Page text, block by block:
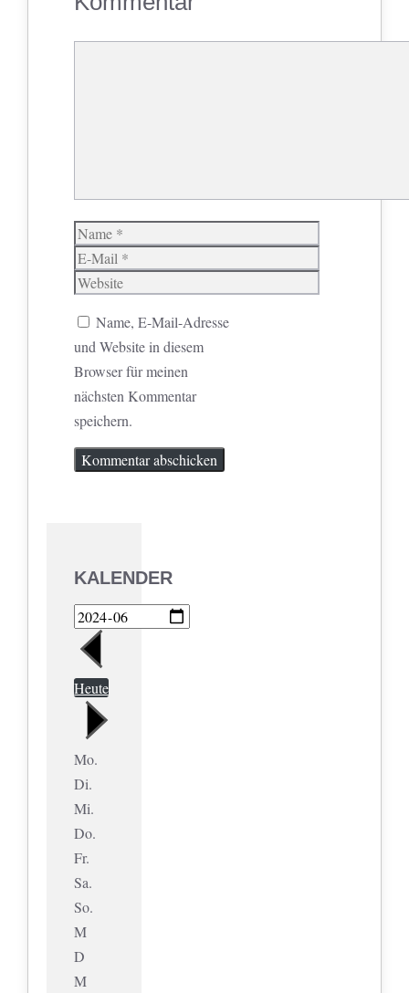
Name
E-
Mail
Website
Name, E-Mail-Adresse
und Website in diesem
Browser für meinen
nächsten Kommentar
speichern.
KALENDER
Heute
Mo.
Di.
Mi.
Do.
Fr.
Sa.
So.
M
D
M